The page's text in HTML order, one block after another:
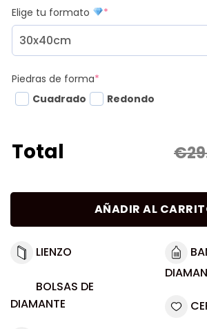
Elige tu formato *
Piedras de forma*
Cuadrado
Redondo
Total
AÑADIR AL
LIENZO
BOLSAS DE
DIAMANTE